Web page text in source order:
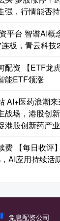
强，行情能否
平台 智谱AI概
板，青云科技
配资 【ETF龙
能ETF领涨
AI+医药浪潮
战场，港股创
港股创新药产
费 【每日收评
AI应用持续活
免息配资公司